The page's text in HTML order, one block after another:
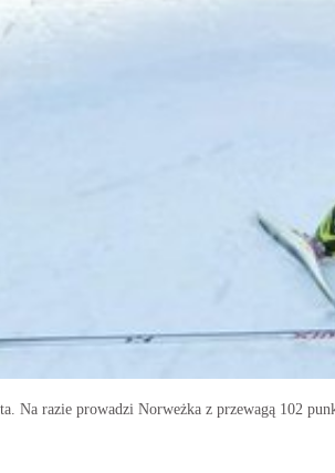
Na razie prowadzi Norweżka z przewagą 102